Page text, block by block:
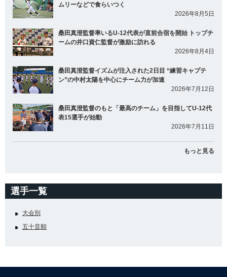
ムリーなどで食らいつく
2026年8月5日
桑田真澄監督率いるU-12代表が直前合宿を開始 トップチ
ームの井口資仁監督が激励に訪れる
2026年8月4日
桑田真澄監督イズムが注入された2日目 “練習キャプテ
ン”の中村太陽を中心にチーム力が加速
2026年7月12日
桑田真澄監督のもと「最高のチーム」を目指してU-12代
表15選手が始動
2026年7月11日
もっと見る
選手一覧
大会別
五十音順